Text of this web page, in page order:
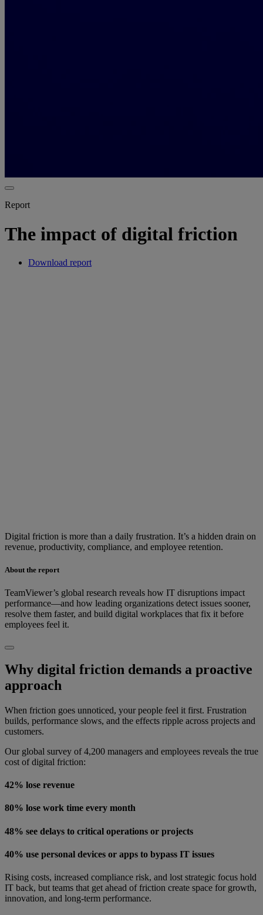
Report
The impact of digital friction
Download report
Digital friction is more than a daily frustration. It’s a hidden drain on
revenue, productivity, compliance, and employee retention.
About the report
TeamViewer’s global research reveals how IT disruptions impact
performance—and how leading organizations detect issues sooner,
resolve them faster, and build digital workplaces that fix it before
employees feel it.
Why digital friction demands a proactive
approach
When friction goes unnoticed, your people feel it first. Frustration
builds, performance slows, and the effects ripple across projects and
customers.
Our global survey of 4,200 managers and employees reveals the true
cost of digital friction:
42% lose revenue
80% lose work time every month
48% see delays to critical operations or projects
40% use personal devices or apps to bypass IT issues
Rising costs, increased compliance risk, and lost strategic focus hold
IT back, but teams that get ahead of friction create space for growth,
innovation, and long-term performance.